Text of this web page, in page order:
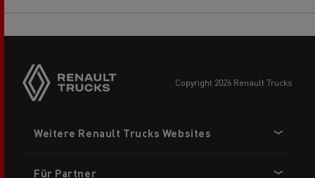
buttons
copyright 2026 Renault Trucks
menu
Weitere Renault Trucks Websites
Für Partner